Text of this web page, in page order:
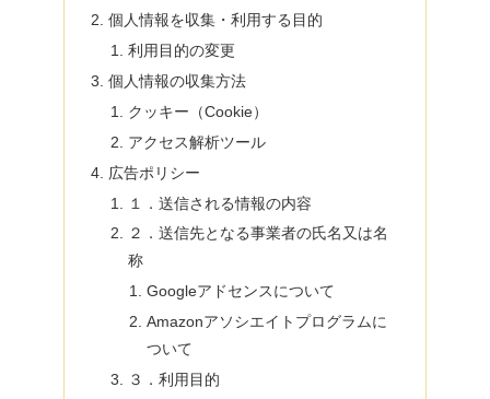
個人情報を収集・利用する目的
利用目的の変更
個人情報の収集方法
クッキー（Cookie）
アクセス解析ツール
広告ポリシー
１．送信される情報の内容
２．送信先となる事業者の氏名又は名
称
Googleアドセンスについて
Amazonアソシエイトプログラムに
ついて
３．利用目的